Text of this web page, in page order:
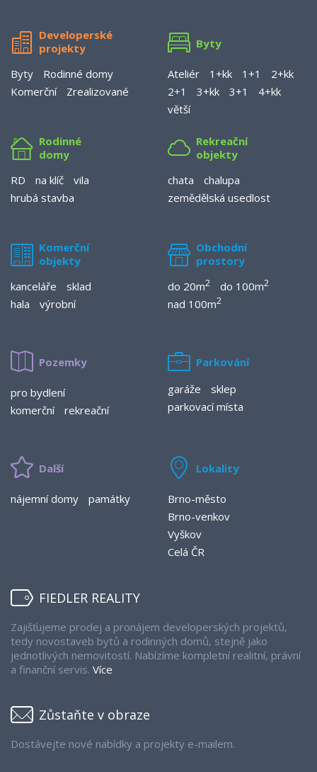
Developerské
projekty
Byty
Rodinné domy
Komerční
Zrealizované
Byty
Ateliér 1+kk 1+1
2+kk
2+1
3+kk 3+1
4+kk
větší
Rodinné
domy
RD
na klíč
vila
hrubá stavba
Rekreační
objekty
chata
chalupa
zemědělská usedlost
Komerční
objekty
kanceláře
sklad
hala
výrobní
Obchodní
prostory
do 20m2 do 100m2
nad 100m2
Pozemky
pro bydlení
komerční
rekreační
Parkování
garáže
sklep
parkovací místa
Další
nájemní domy památky
Lokality
Brno-město
Brno-venkov
Vyškov
Celá ČR
FIEDLER REALITY
Zajišťujeme prodej a pronájem developerských projektů,
tedy novostaveb bytů a rodinných domů, stejně jako
jednotlivých nemovitostí. Nabízíme kompletní realitní, právní
a finanční servis. Více
Zůstaňte v obraze
Dostávejte nové nabídky a projekty e-mailem.